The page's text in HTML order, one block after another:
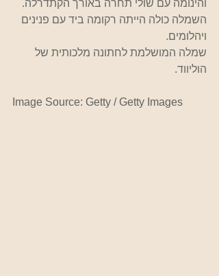
והינומה עם שולי תחרה באורך הקתדרלה.
השמלה כולה הייתה רקומה ביד עם פנינים
ויהלומים.
שמלה המושלמת לחתונה מלכותית של
הוליווד.
Image Source: Getty / Getty Images